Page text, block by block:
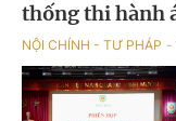
thống thi hành
NỘI CHÍNH - TƯ PHÁP